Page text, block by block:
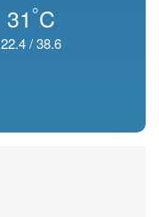
31 °C
22.4/38.6